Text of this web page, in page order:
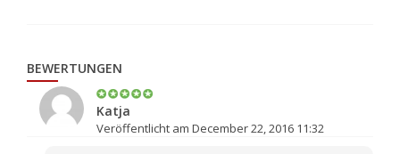
BEWERTUNGEN
Katja
Veröffentlicht am December 22, 2016 11:32